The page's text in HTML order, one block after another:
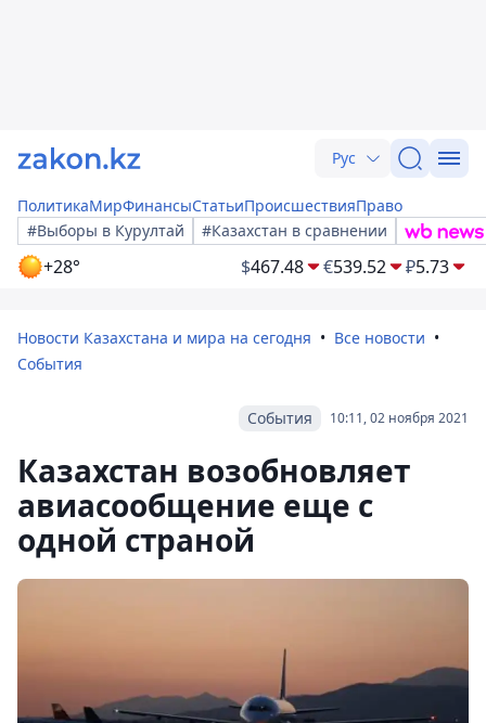
Рус
ПолитикаМирФинансыСтатьиПроисшествияПраво
#Выборы в Курултай
#Казахстан в сравнении
+28° $467.48 €539.52 ₽5.73
Новости Казахстана и мира на сегодня
Все новости
События
10:11, 02 ноября 2021
События
Казахстан возобновляет
авиасообщение еще с
одной страной